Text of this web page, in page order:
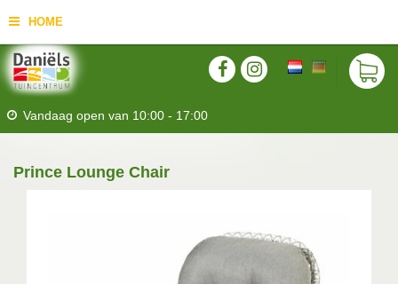
HOME
Vandaag open van 10:00 - 17:00
Prince Lounge Chair